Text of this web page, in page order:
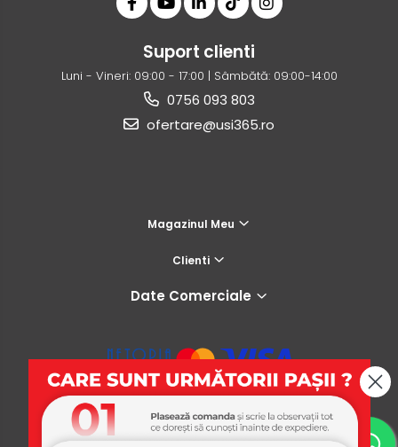
Suport clienti
Luni - Vineri: 09:00 - 17:00 | Sâmbătă: 09:00-14:00
0756 093 803
ofertare@usi365.ro
Magazinul Meu
Clienti
Date Comerciale